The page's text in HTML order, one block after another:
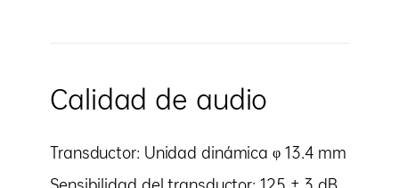
Calidad de audio
Transductor: Unidad dinámica φ 13.4 mm
Sensibilidad del transductor: 125 ± 3 dB